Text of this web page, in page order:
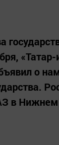
о
в